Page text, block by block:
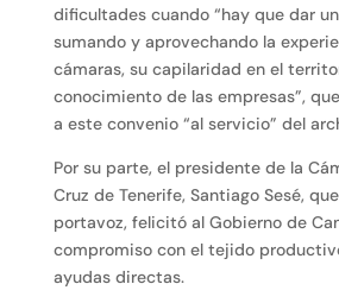
dificultades cuando “hay que dar
sumando y aprovechando la
cámaras, su capilaridad en el
conocimiento de las empresas”,
a este convenio “al servicio” del
Por su parte, el presidente de la
Cruz de Tenerife, Santiago Sesé,
portavoz, felicitó al Gobierno de
compromiso con el tejido
ayudas directas.